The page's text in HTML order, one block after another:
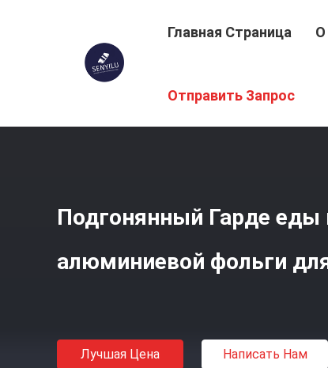
Главная Страница О
Отправить Запрос
Главная Страница
Подгонянный Гарде еды
алюминиевой фольги
Лучшая Цена Написать Нам